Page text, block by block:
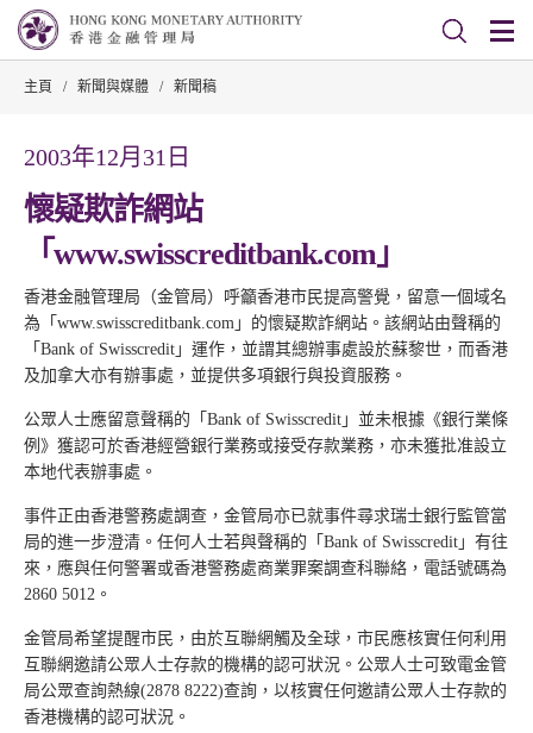
主頁 / 新聞與媒體 / 新聞稿
2003年12月31日
懷疑欺詐網站
「www.swisscreditbank.com」
香港金融管理局（金管局）呼籲香港市民提高警覺，留意一個域名
為「www.swisscreditbank.com」的懷疑欺詐網站。該網站由聲稱的
「Bank of Swisscredit」運作，並謂其總辦事處設於蘇黎世，而香港
及加拿大亦有辦事處，並提供多項銀行與投資服務。
公眾人士應留意聲稱的「Bank of Swisscredit」並未根據《銀行業條
例》獲認可於香港經營銀行業務或接受存款業務，亦未獲批准設立
本地代表辦事處。
事件正由香港警務處調查，金管局亦已就事件尋求瑞士銀行監管當
局的進一步澄清。任何人士若與聲稱的「Bank of Swisscredit」有往
來，應與任何警署或香港警務處商業罪案調查科聯絡，電話號碼為
2860 5012。
金管局希望提醒市民，由於互聯網觸及全球，市民應核實任何利用
互聯網邀請公眾人士存款的機構的認可狀況。公眾人士可致電金管
局公眾查詢熱線(2878 8222)查詢，以核實任何邀請公眾人士存款的
香港機構的認可狀況。